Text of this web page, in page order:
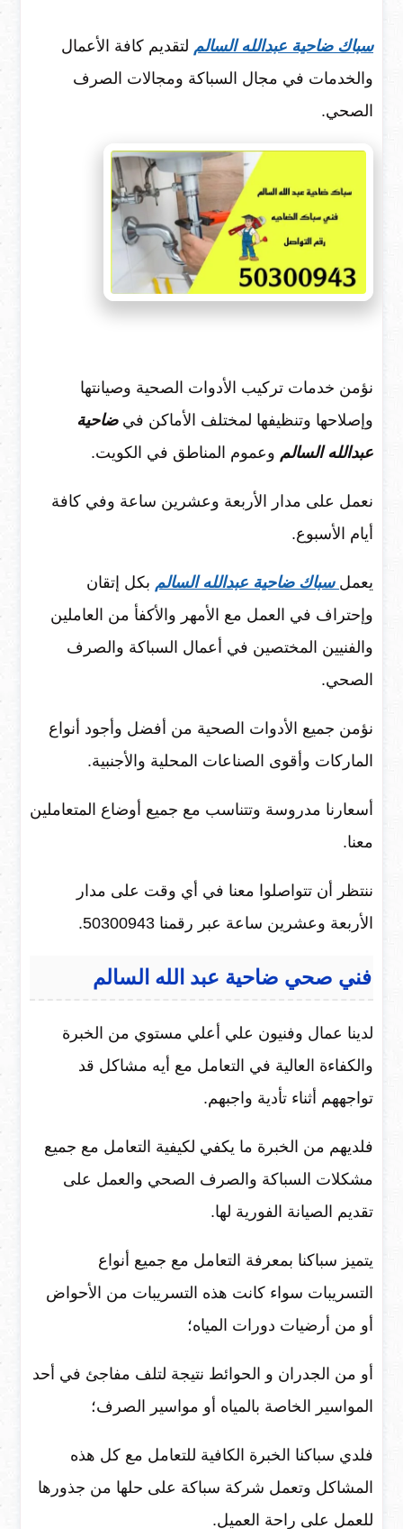
سباك ضاحية عبدالله السالم لتقديم كافة الأعمال
والخدمات في مجال السباكة ومجالات الصرف
الصحي.
نؤمن خدمات تركيب الأدوات الصحية وصيانتها
وإصلاحها وتنظيفها لمختلف الأماكن فيضاحية
عبدالله السالم وعموم المناطق في الكويت.
نعمل على مدار الأربعة وعشرين ساعة وفي كافة
أيام الأسبوع.
يعمل سباك ضاحية عبدالله السالم بكل إتقان
وإحتراف في العمل مع الأمهر والأكفأ من العاملين
والفنيين المختصين في أعمال السباكة والصرف
الصحي.
نؤمن جميع الأدوات الصحية من أفضل وأجود أنواع
الماركات وأقوى الصناعات المحلية والأجنبية.
أسعارنا مدروسة وتتناسب مع جميع أوضاع المتعاملين
معنا.
ننتظر أن تتواصلوا معنا في أي وقت على مدار
الأربعة وعشرين ساعة عبر رقمنا 50300943.
فني صحي ضاحية عبد الله السالم
لدينا عمال وفنيون علي أعلي مستوي من الخبرة
والكفاءة العالية في التعامل مع أيه مشاكل قد
تواجههم أثناء تأدية واجبهم.
فلديهم من الخبرة ما يكفي لكيفية التعامل مع جميع
مشكلات السباكة والصرف الصحي والعمل على
تقديم الصيانة الفورية لها.
يتميز سباكنا بمعرفة التعامل مع جميع أنواع
التسريبات سواء كانت هذه التسريبات من الأحواض
أو من أرضيات دورات المياه؛
أو من الجدران و الحوائط نتيجة لتلف مفاجئ في أحد
المواسير الخاصة بالمياه أو مواسير الصرف؛
فلدي سباكنا الخبرة الكافية للتعامل مع كل هذه
المشاكل وتعمل شركة سباكة على حلها من جذورها
للعمل على راحة العميل.